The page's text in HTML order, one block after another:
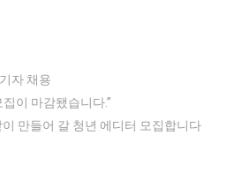
자 채용
이 마감됐습니다.”
이 만들어 갈 청년 에디터 모집합니다